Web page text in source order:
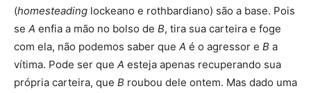
(homesteading lockeano e rothbardiano) são a base. Pois
se A enfia a mão no bolso de B, tira sua carteira e foge
com ela, não podemos saber que A é o agressor e B a
vítima. Pode ser que A esteja apenas recuperando sua
própria carteira, que B roubou dele ontem. Mas dado uma